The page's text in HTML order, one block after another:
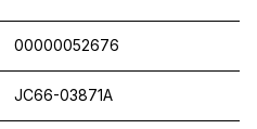
00000052676
JC66-03871A